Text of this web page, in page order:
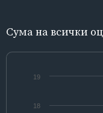
Сума на всички
18
19